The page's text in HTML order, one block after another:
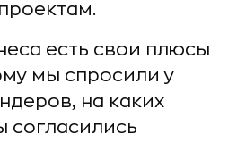
есть свои плюсы
мы спросили у
на каких
согласились